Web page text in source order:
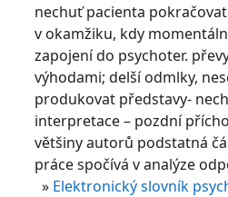
nechuť pacienta
v okamžiku, kdy
zapojení do psychoter.
výhodami; delší odmlky,
produkovat představy-
interpretace – pozdní
většiny autorů podstatná
práce spočívá v analýze
» Elektronický slovník